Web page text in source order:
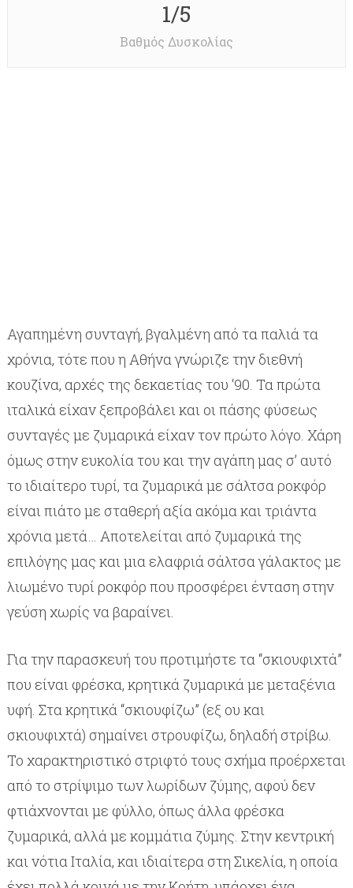
1/5
Βαθμός Δυσκολίας
Αγαπημένη συνταγή, βγαλμένη από τα παλιά τα
χρόνια, τότε που η Αθήνα γνώριζε την διεθνή
κουζίνα, αρχές της δεκαετίας του ‘90. Τα πρώτα
ιταλικά είχαν ξεπροβάλει και οι πάσης φύσεως
συνταγές με ζυμαρικά είχαν τον πρώτο λόγο. Χάρη
όμως στην ευκολία του και την αγάπη μας σ’ αυτό
το ιδιαίτερο τυρί, τα ζυμαρικά με σάλτσα ροκφόρ
είναι πιάτο με σταθερή αξία ακόμα και τριάντα
χρόνια μετά… Αποτελείται από ζυμαρικά της
επιλόγης μας και μια ελαφριά σάλτσα γάλακτος με
λιωμένο τυρί ροκφόρ που προσφέρει ένταση στην
γεύση χωρίς να βαραίνει.
Για την παρασκευή του προτιμήστε τα “σκιουφιχτά”
που είναι φρέσκα, κρητικά ζυμαρικά με μεταξένια
υφή. Στα κρητικά “σκιουφίζω” (εξ ου και
σκιουφιχτά) σημαίνει στρουφίζω, δηλαδή στρίβω.
Το χαρακτηριστικό στριφτό τους σχήμα προέρχεται
από το στρίψιμο των λωρίδων ζύμης, αφού δεν
φτιάχνονται με φύλλο, όπως άλλα φρέσκα
ζυμαρικά, αλλά με κομμάτια ζύμης. Στην κεντρική
και νότια Ιταλία, και ιδιαίτερα στη Σικελία, η οποία